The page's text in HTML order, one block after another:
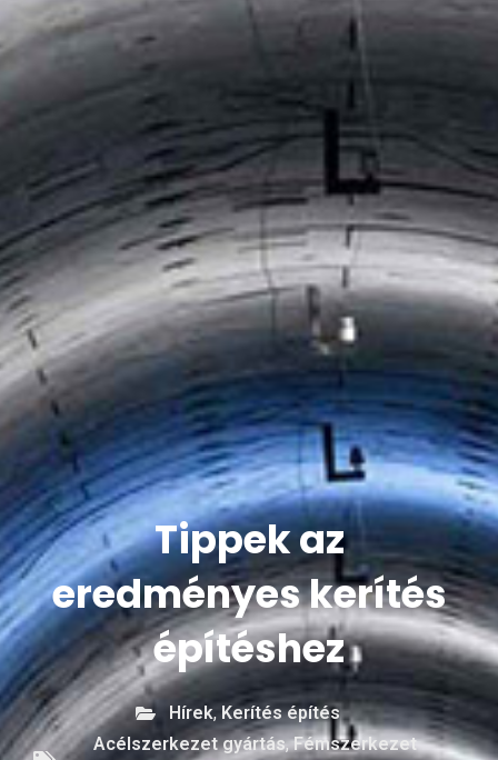
Tippek az
eredményes kerítés
építéshez
Hírek, Kerítés építés
Acélszerkezet gyártás,Fémszerkezet